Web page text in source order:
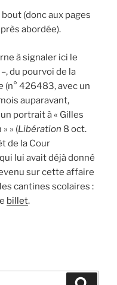
(donc aux pages
abordée).
à signaler ici le
du pourvoi de la
(n° 426483, avec un
auparavant,
portrait à « Gilles
» (Libération 8 oct.
de la Cour
lui avait déjà donné
sur cette affaire
cantines scolaires :
billet.